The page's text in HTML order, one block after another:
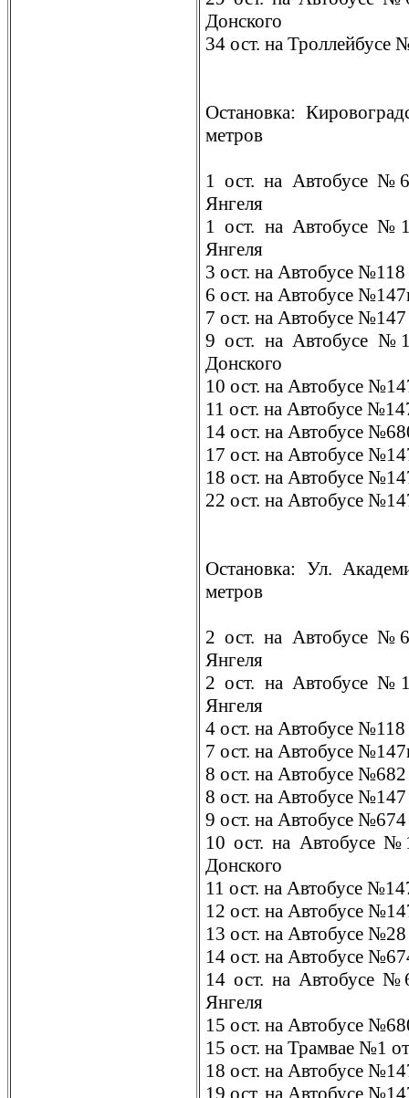
Донского
34 ост. на Троллейбусе
Остановка:
метров
1 ост. на Автобусе
Янгеля
1 ост. на Автобусе
Янгеля
3 ост. на Автобусе
6 ост. на Автобусе
7 ост. на Автобусе
9 ост. на Автобусе
Донского
10 ост. на Автобусе
11 ост. на Автобусе
14 ост. на Автобусе
17 ост. на Автобусе
18 ост. на Автобусе
22 ост. на Автобусе
Остановка: Ул.
метров
2 ост. на Автобусе
Янгеля
2 ост. на Автобусе
Янгеля
4 ост. на Автобусе
7 ост. на Автобусе
8 ост. на Автобусе
8 ост. на Автобусе
9 ост. на Автобусе
10 ост. на Автобусе
Донского
11 ост. на Автобусе
12 ост. на Автобусе
13 ост. на Автобусе
14 ост. на Автобусе
14 ост. на Автобусе
Янгеля
15 ост. на Автобусе
15 ост. на Трамвае №1
18 ост. на Автобусе
19 ост. на Автобусе